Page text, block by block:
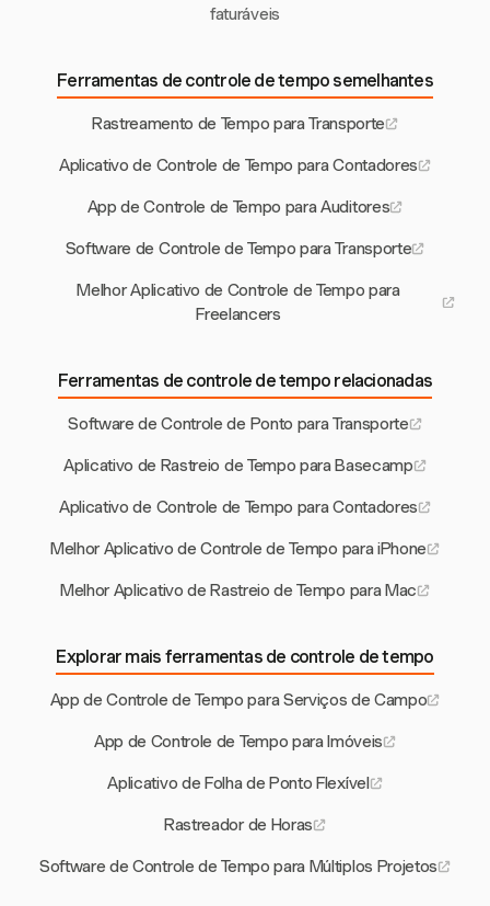
faturáveis
Ferramentas de controle de tempo semelhantes
Rastreamento de Tempo para Transporte
Aplicativo de Controle de Tempo para Contadores
App de Controle de Tempo para Auditores
Software de Controle de Tempo para Transporte
Melhor Aplicativo de Controle de Tempo para
Freelancers
Ferramentas de controle de tempo relacionadas
Software de Controle de Ponto para Transporte
Aplicativo de Rastreio de Tempo para Basecamp
Aplicativo de Controle de Tempo para Contadores
Melhor Aplicativo de Controle de Tempo para iPhone
Melhor Aplicativo de Rastreio de Tempo para Mac
Explorar mais ferramentas de controle de tempo
App de Controle de Tempo para Serviços de Campo
App de Controle de Tempo para Imóveis
Aplicativo de Folha de Ponto Flexível
Rastreador de Horas
Software de Controle de Tempo para Múltiplos Projetos